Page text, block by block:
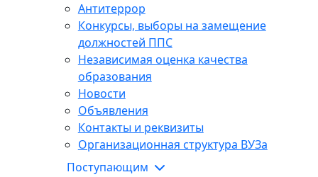
Антитеррор
Конкурсы, выборы на замещение
должностей ППС
Независимая оценка качества
образования
Новости
Объявления
Контакты и реквизиты
Организационная структура ВУЗа
Поступающим